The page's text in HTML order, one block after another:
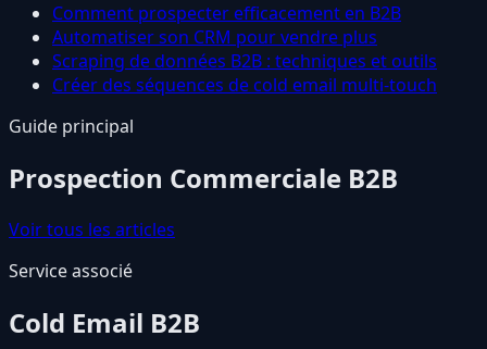
Comment prospecter efficacement en B2B
Automatiser son CRM pour vendre plus
Scraping de données B2B : techniques et outils
Créer des séquences de cold email multi-touch
Guide principal
Prospection Commerciale B2B
Voir tous les articles
Service associé
Cold Email B2B